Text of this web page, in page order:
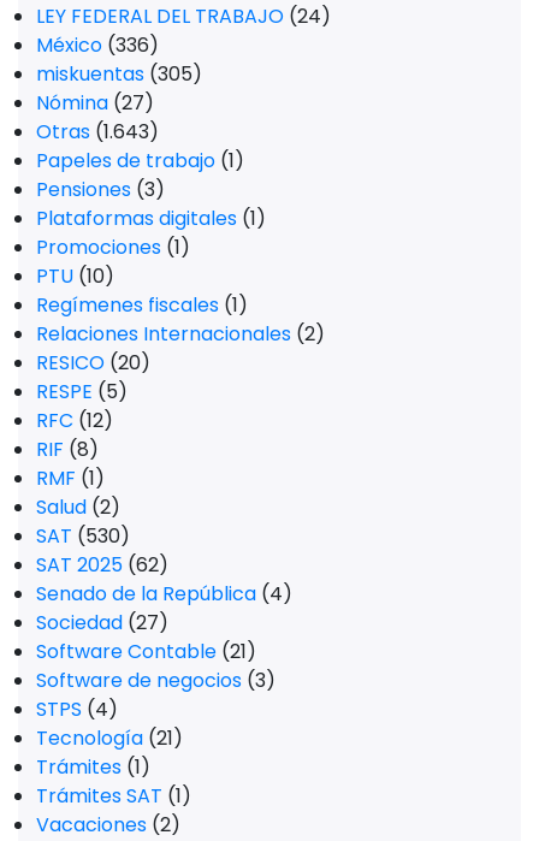
LEY FEDERAL DEL TRABAJO (24)
México (336)
miskuentas (305)
Nómina (27)
Otras (1.643)
Papeles de trabajo (1)
Pensiones (3)
Plataformas digitales (1)
Promociones (1)
PTU (10)
Regímenes fiscales (1)
Relaciones Internacionales (2)
RESICO (20)
RESPE (5)
RFC (12)
RIF (8)
RMF (1)
Salud (2)
SAT (530)
SAT 2025 (62)
Senado de la República (4)
Sociedad (27)
Software Contable (21)
Software de negocios (3)
STPS (4)
Tecnología (21)
Trámites (1)
Trámites SAT (1)
Vacaciones (2)